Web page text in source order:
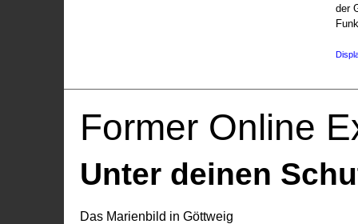
der
Former Online
Unter deinen
Das Marienbild in Göttweig